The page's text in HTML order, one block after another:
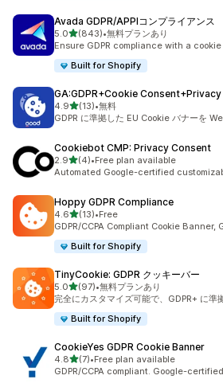
Avada GDPR/APPIコンプライアンス
5.05つ星中
(843)
合計レビュー数：843件
•無料プランあり
Ensure GDPR compliance with a
Built for Shopify
GA:GDPR+Cookie Consent+Privacy
4.95つ星中
(13)
合計レビュー数：13件
•無料
GDPR に準拠した EU Cookie バナーを
Cookiebot CMP: Privacy Consent
2.95つ星中
(4)
合計レビュー数：4件
•Free plan available
Automated Google-certified
Hoppy GDPR Compliance
4.65つ星中
(13)
合計レビュー数：13件
•Free
GDPR/CCPA Compliant Cookie
Built for Shopify
TinyCookie: GDPR クッキーバー
5.05つ星中
(97)
合計レビュー数：97件
•無料プランあり
完全にカスタマイズ可能で、GDPR+ に準
Built for Shopify
CookieYes GDPR Cookie Banner
4.85つ星中
(7)
合計レビュー数：7件
•Free plan available
GDPR/CCPA compliant. Google-